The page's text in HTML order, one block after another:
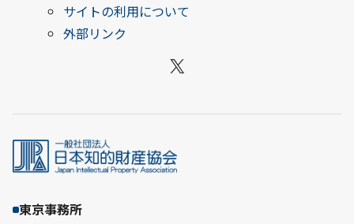
サイトの利用について
外部リンク
X
東京事務所